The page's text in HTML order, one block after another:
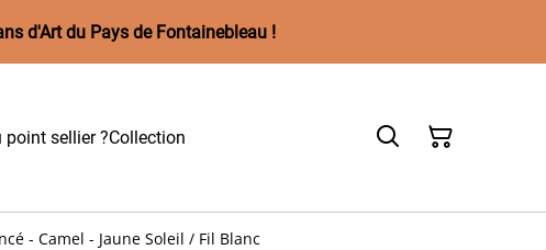
d'Art du Pays de Fontainebleau !
point sellier ?Collection
- Camel - Jaune Soleil / Fil Blanc